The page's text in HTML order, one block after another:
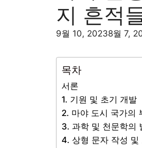
지 흔적
9월 10, 20238월 7,
목차
서론
1. 기원 및 초기 개발
2. 마야 도시 국가의
3. 과학 및 천문학의
4. 상형 문자 작성 및